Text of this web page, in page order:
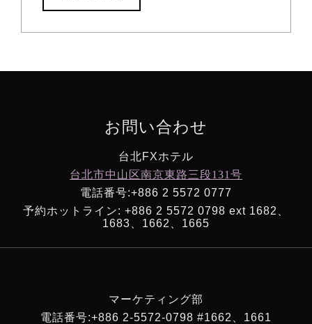
お問い合わせ
台北FXホテル
台北市中山区南京東路三段131号
電話番号:+886 2 5572 0777
予約ホットライン: +886 2 5572 0798 ext 1682、
1683、1662、1665
マーケティング部
電話番号:+886 2-5572-0798 #1662、1661